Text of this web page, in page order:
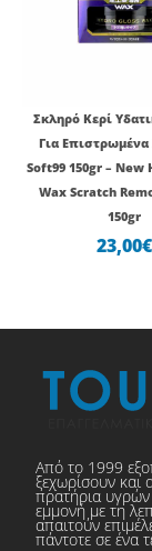
Σκληρό Κερί
Για
Soft99 150gr – New
Wax Scratch
150gr
23,00€
Από το 1999
ξεχωρίσουν και
πρατήρια
εμμονή με τη
απαιτούν
πάντοτε σε ένα